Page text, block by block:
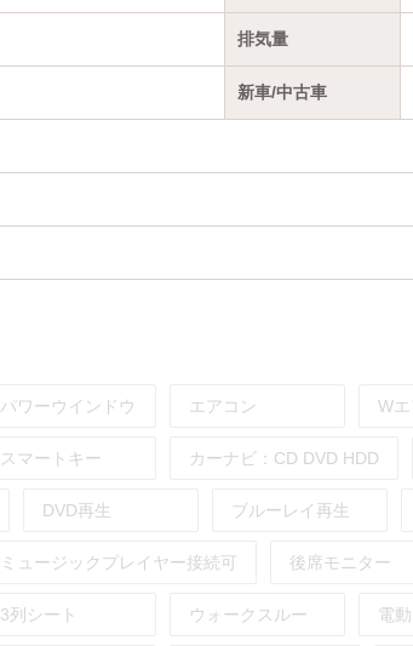
排気量
新車/中古車
パワーウインドウ エアコン W
スマートキー カーナビ： CD DVD HDD
DVD再生 ブルーレイ再生
ミュージックプレイヤー接続可 後席モニター
3列シート ウォークスルー 電